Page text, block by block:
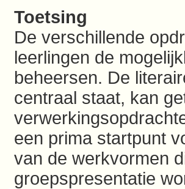
Toetsing
De verschillende
leerlingen de
beheersen. De
centraal staat, kan
een prima startpunt
van de werkvormen
groepspresentatie